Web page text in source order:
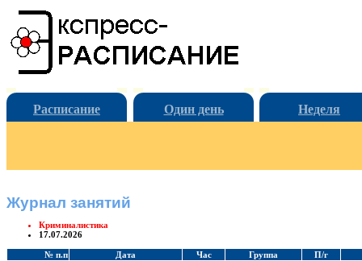
Расписание Один день Неделя
Журнал занятий
Криминалистика
17.07.2026
№ п.п Дата Час Группа
П/г